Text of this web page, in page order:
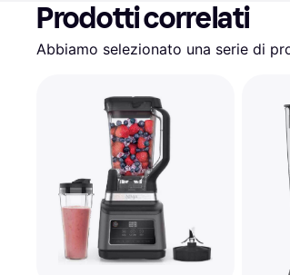
Prodotti correlati
Abbiamo selezionato una serie di